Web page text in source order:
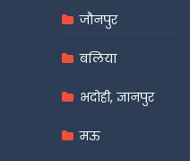
जौनपुर
बलिया
भदोही, ज्ञानपुर
मऊ